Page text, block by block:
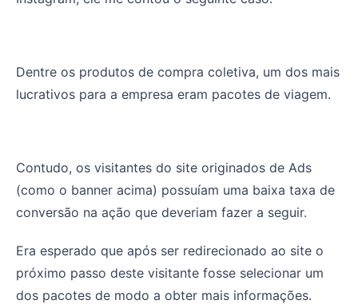
Dentre os produtos de compra coletiva, um dos mais
lucrativos para a empresa eram pacotes de viagem.
Contudo, os visitantes do site originados de Ads
(como o banner acima) possuíam uma baixa taxa de
conversão na ação que deveriam fazer a seguir.
Era esperado que após ser redirecionado ao site o
próximo passo deste visitante fosse selecionar um
dos pacotes de modo a obter mais informações.